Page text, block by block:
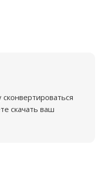
скачать ваш